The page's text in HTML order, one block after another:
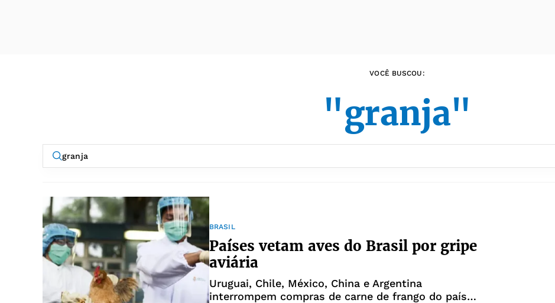
VOCÊ BUSCOU:
"granja"
BRASIL
Países vetam aves do Brasil por gripe
aviária
Uruguai, Chile, México, China e Argentina
interrompem compras de carne de frango do país